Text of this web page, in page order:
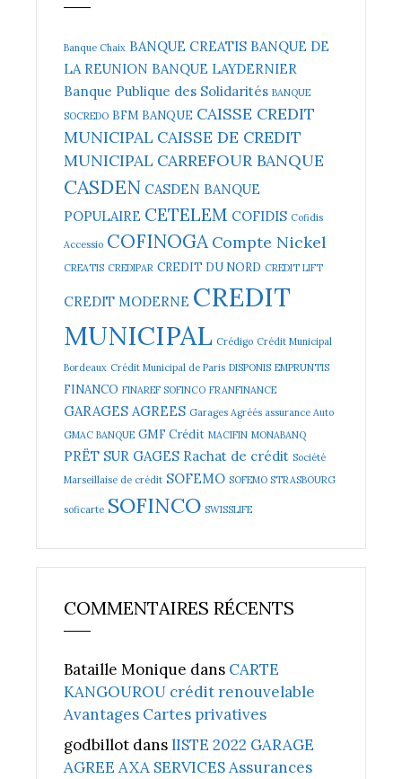
Banque Chaix BANQUE CREATIS BANQUE DE
LA REUNION BANQUE LAYDERNIER
Banque Publique des Solidarités BANQUE
SOCREDO BFM BANQUE CAISSE CREDIT
MUNICIPAL CAISSE DE CREDIT
MUNICIPAL CARREFOUR BANQUE
CASDEN CASDEN BANQUE
POPULAIRE CETELEM COFIDIS Cofidis
Accessio COFINOGA Compte Nickel
CREATIS CREDIPAR CREDIT DU NORD CREDIT LIFT
CREDIT MODERNE CREDIT
MUNICIPAL Crédigo Crédit Municipal
Bordeaux Crédit Municipal de Paris DISPONIS EMPRUNTIS
FINANCO FINAREF SOFINCO FRANFINANCE
GARAGES AGREES Garages Agréés assurance Auto
GMAC BANQUE GMF Crédit MACIFIN MONABANQ
PRËT SUR GAGES Rachat de crédit Société
Marseillaise de crédit SOFEMO SOFEMO STRASBOURG
soficarte SOFINCO SWISSLIFE
COMMENTAIRES RÉCENTS
Bataille Monique dans CARTE
KANGOUROU crédit renouvelable
Avantages Cartes privatives
godbillot danslISTE 2022 GARAGE
AGREE AXA SERVICES Assurances